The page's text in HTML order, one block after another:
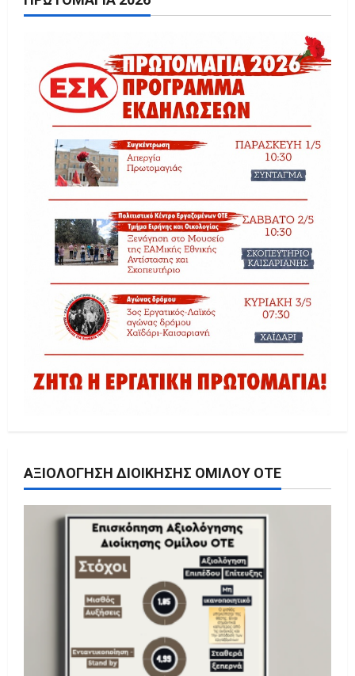
ΑΞΙΟΛΌΓΗΣΗ ΔΙΟΊΚΗΣΗΣ ΟΜΊΛΟΥ ΟΤΕ